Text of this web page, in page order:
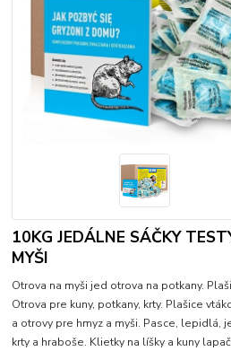
10KG JEDÁLNE SÁČKY
MYŠI
Otrova na myši jed otrova na potkany.
Otrova pre kuny, potkany, krty. Plašice
a otrovy pre hmyz a myši. Pasce, lepidlá,
krty a hraboše. Klietky na líšky a kuny